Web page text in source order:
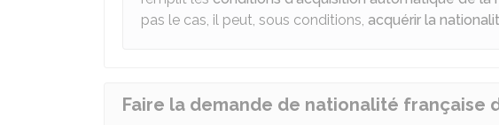
pas le cas, il peut, sous conditions, acquérir la
Faire la demande de nationalité française